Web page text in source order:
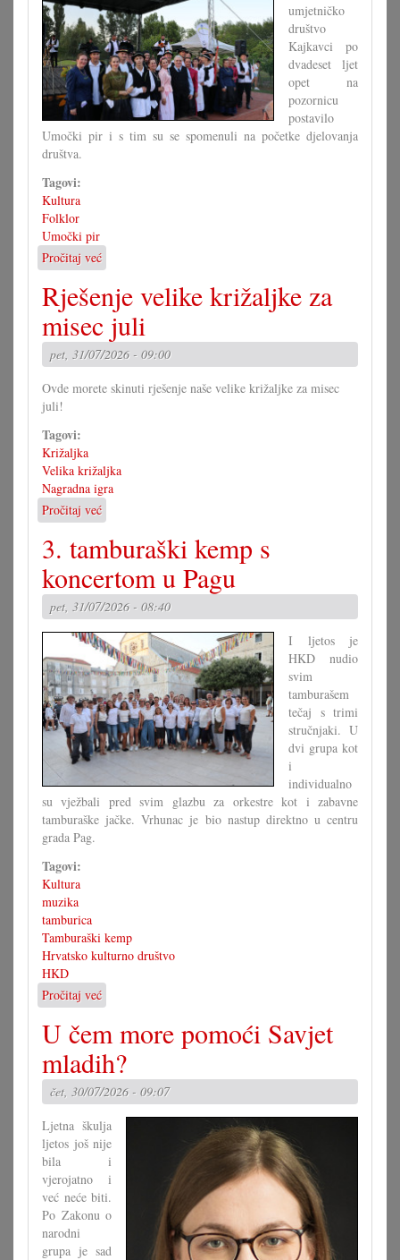
(II)
umjetničko
društvo
Kajkavci po
dvadeset ljet
opet na
pozornicu
postavilo
Umočki pir i s tim su se spomenuli na početke djelovanja
društva.
Tagovi:
Kultura
Folklor
Umočki pir
Pročitaj već
Jubilarna
predstava
umočkoga
pira
Rješenje velike križaljke za
misec juli
pet, 31/07/2026 - 09:00
Ovde morete skinuti rješenje naše velike križaljke za misec
juli!
Tagovi:
Križaljka
Velika križaljka
Nagradna igra
Pročitaj već
Rješenje
velike
križaljke
za
misec
juli
3. tamburaški kemp s
koncertom u Pagu
pet, 31/07/2026 - 08:40
I ljetos je
HKD nudio
svim
tamburašem
tečaj s trimi
stručnjaki. U
dvi grupa kot
i
individualno
su vježbali pred svim glazbu za orkestre kot i zabavne
tamburaške jačke. Vrhunac je bio nastup direktno u centru
grada Pag.
Tagovi:
Kultura
muzika
tamburica
Tamburaški kemp
Hrvatsko kulturno društvo
HKD
Pročitaj već
3.
tamburaški
kemp
s
koncertom
u
Pagu
U čem more pomoći Savjet
mladih?
čet, 30/07/2026 - 09:07
Ljetna škulja
ljetos još nije
bila i
vjerojatno i
već neće biti.
Po Zakonu o
narodni
grupa je sad